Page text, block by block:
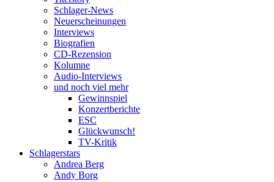
Schlager-News
Neuerscheinungen
Interviews
Biografien
CD-Rezension
Kolumne
Audio-Interviews
und noch viel mehr
Gewinnspiel
Konzertberichte
ESC
Glückwunsch!
TV-Kritik
Schlagerstars
Andrea Berg
Andy Borg